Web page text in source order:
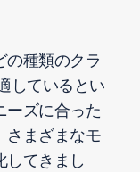
の種類のクラ
しているとい
ーズに合った
さまざまなモ
してきまし